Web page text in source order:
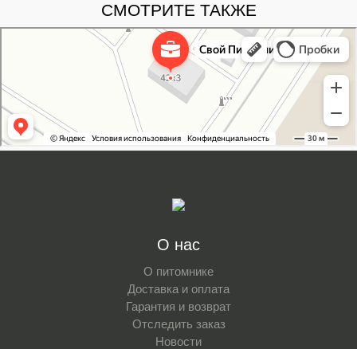
СМОТРИТЕ ТАКЖЕ
Питомник растений в Москве
О нас
О питомнике
Доставка и оплата
Гарантия и возврат
Отследить заказ
Новости